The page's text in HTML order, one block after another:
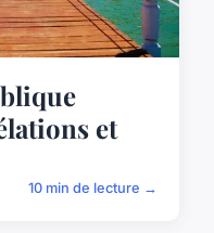
et
10 min de lecture →